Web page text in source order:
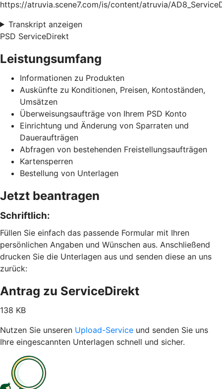
https://atruvia.scene7.com/is/content/atruvia/
Transkript anzeigen
PSD ServiceDirekt
Leistungsumfang
Informationen zu Produkten
Auskünfte zu Konditionen, Preisen, Kontoständen,
Umsätzen
Überweisungsaufträge von Ihrem PSD Konto
Einrichtung und Änderung von Sparraten und
Daueraufträgen
Abfragen von bestehenden Freistellungsaufträgen
Kartensperren
Bestellung von Unterlagen
Jetzt beantragen
Schriftlich:
Füllen Sie einfach das passende Formular mit Ihren
persönlichen Angaben und Wünschen aus. Anschließend
drucken Sie die Unterlagen aus und senden diese an uns
zurück:
Antrag zu ServiceDirekt
138 KB
Nutzen Sie unseren Upload-Service und senden Sie uns
Ihre eingescannten Unterlagen schnell und sicher.